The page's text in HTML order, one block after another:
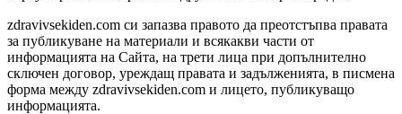
zdravivsekiden.com си запазва правото да преотстъпва правата
за публикуване на материали и всякакви части от
информацията на Сайта, на трети лица при допълнително
сключен договор, уреждащ правата и задълженията, в писмена
форма между zdravivsekiden.com и лицето, публикуващо
информацията.